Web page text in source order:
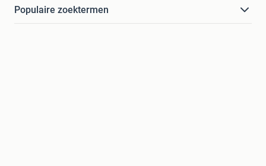
Populaire zoektermen